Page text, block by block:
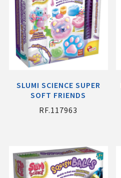
SLUMI SCIENCE SUPER
SOFT FRIENDS
RF.117963